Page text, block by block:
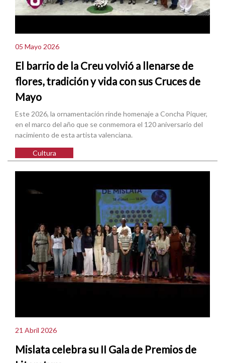
05 Mayo 2026
El barrio de la Creu volvió a llenarse de
flores, tradición y vida con sus Cruces de
Mayo
Este 2026, la ornamentación rinde homenaje a Concha Piquer,
en el marco del año que se conmemora el 120 aniversario del
nacimiento de esta artista valenciana.
Cultura
21 Abril 2026
Mislata celebra su II Gala de Premios de